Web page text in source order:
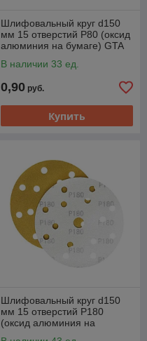
Шлифовальный круг d150
мм 15 отверстий P80 (оксид
алюминия на бумаге) GTA
В наличии 33 ед.
0,90 руб.
Купить
Шлифовальный круг d150
мм 15 отверстий P180
(оксид алюминия на